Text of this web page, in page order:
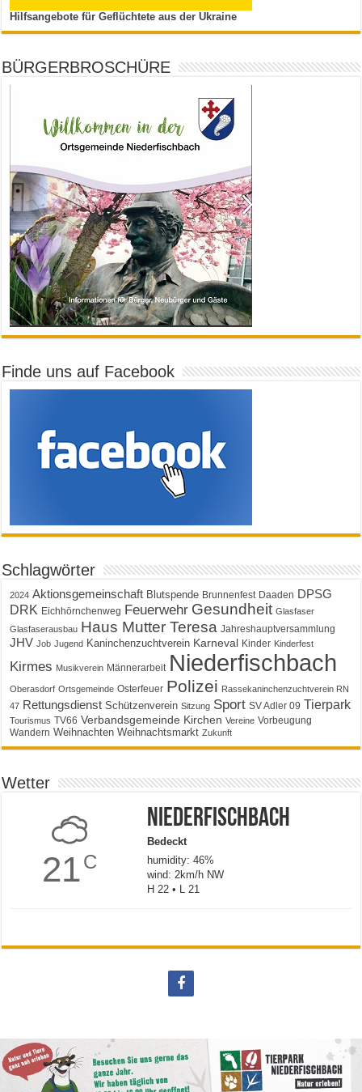
Hilfsangebote für Geflüchtete aus der Ukraine
BÜRGERBROSCHÜRE
Finde uns auf Facebook
Schlagwörter
2024 Aktionsgemeinschaft Blutspende Brunnenfest Daaden DPSG
DRK Eichhörnchenweg Feuerwehr Gesundheit Glasfaser
Glasfaserausbau Haus Mutter Teresa Jahreshauptversammlung
JHV Job Jugend Kaninchenzuchtverein Karneval Kinder Kinderfest
Kirmes Musikverein Männerarbeit Niederfischbach
Oberasdorf Ortsgemeinde Osterfeuer Polizei Rassekaninchenzuchtverein RN
47 Rettungsdienst Schützenverein Sitzung Sport SV Adler 09 Tierpark
Tourismus TV66 Verbandsgemeinde Kirchen Vereine Vorbeugung
Wandern Weihnachten Weihnachtsmarkt Zukunft
Wetter
21C
Niederfischbach
Bedeckt
humidity: 46%
wind: 2km/h NW
H 22 • L 21